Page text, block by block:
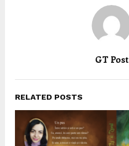
GT Post
RELATED POSTS